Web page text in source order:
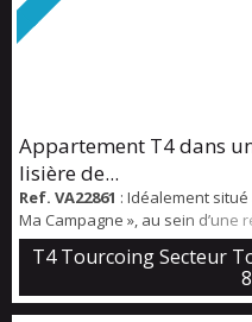
Appartement T4 dans
lisière de...
Ref. VA22861 : Idéalement
Ma Campagne », au sein d’une
ce superbe appartement T4
volumes. Il se compose d’une
salon-séjour ouvert sur un
une terrasse de 10m² exposé
T4 Tourcoing Secteur